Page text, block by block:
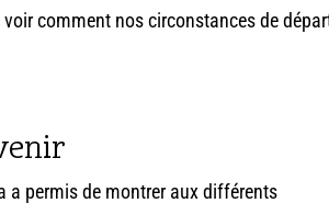
comment nos circonstances de
a permis de montrer aux différents